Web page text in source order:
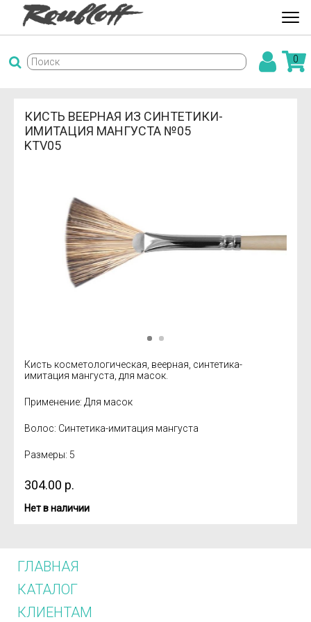
0
КИСТЬ ВЕЕРНАЯ ИЗ СИНТЕТИКИ-
ИМИТАЦИЯ МАНГУСТА №05
KTV05
Кисть косметологическая, веерная, синтетика-
имитация мангуста, для масок.
Применение: Для масок
Волос: Синтетика-имитация мангуста
Размеры: 5
304.00 р.
Нет в наличии
ГЛАВНАЯ
КАТАЛОГ
КЛИЕНТАМ